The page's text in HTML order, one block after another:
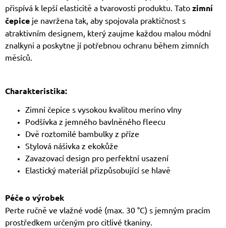
přispívá k lepší elasticitě a tvarovosti produktu. Tato zimní
čepice je navržena tak, aby spojovala praktičnost s
atraktivním designem, který zaujme každou malou módní
znalkyni a poskytne jí potřebnou ochranu během zimních
měsíců.
Charakteristika:
Zimní čepice s vysokou kvalitou merino vlny
Podšívka z jemného bavlněného fleecu
Dvě roztomilé bambulky z příze
Stylová nášivka z ekokůže
Zavazovací design pro perfektní usazení
Elastický materiál přizpůsobující se hlavě
Péče o výrobek
Perte ručně ve vlažné vodě (max. 30 °C) s jemným pracím
prostředkem určeným pro citlivé tkaniny.